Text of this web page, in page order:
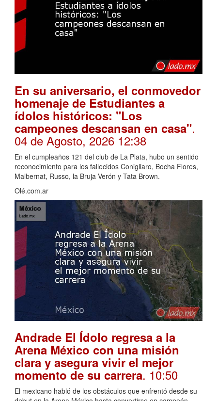
En su aniversario, el conmovedor
homenaje de Estudiantes a
ídolos históricos: "Los
campeones descansan en casa".
04 de Agosto, 2026 12:38
En el cumpleaños 121 del club de La Plata, hubo un sentido
reconocimiento para los fallecidos Conigliaro, Bocha Flores,
Malbernat, Russo, la Bruja Verón y Tata Brown.
Olé.com.ar
Andrade El Ídolo regresa a la
Arena México con una misión
clara y asegura vivir el mejor
momento de su carrera. 10:50
El mexicano habló de los obstáculos que enfrentó desde su